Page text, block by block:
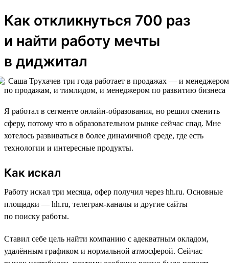
Как откликнуться 700 раз
и найти работу мечты
в диджитал
Я работал в сегменте онлайн-образования, но решил сменить
сферу, потому что в образовательном рынке сейчас спад. Мне
хотелось развиваться в более динамичной среде, где есть
технологии и интересные продукты.
Как искал
Работу искал три месяца, офер получил через hh.ru. Основные
площадки — hh.ru, телеграм-каналы и другие сайты
по поиску работы.
Ставил себе цель найти компанию с адекватным окладом,
удалённым графиком и нормальной атмосферой. Сейчас